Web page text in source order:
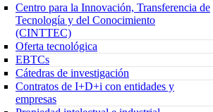
Centro para la Innovación, Transferencia de
Tecnología y del Conocimiento
(CINTTEC)
Oferta tecnológica
EBTCs
Cátedras de investigación
Contratos de I+D+i con entidades y
empresas